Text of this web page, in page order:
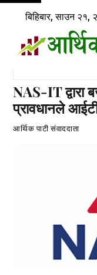
Skip
content
बिहिबार, साउन २१,
NAS-IT
प्रावधानले आईटी
आर्थिक पाटी संवाददाता